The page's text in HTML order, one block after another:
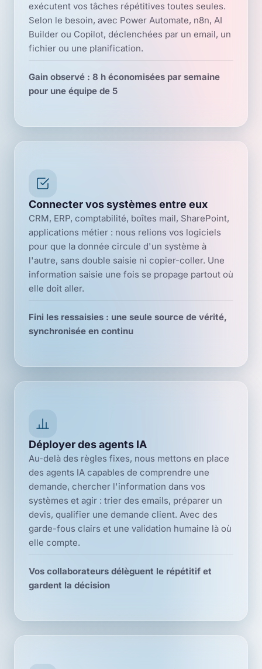
exécutent vos tâches répétitives toutes seules.
Selon le besoin, avec Power Automate, n8n, AI
Builder ou Copilot, déclenchées par un email, un
fichier ou une planification.
Gain observé : 8 h économisées par semaine
pour une équipe de 5
Connecter vos systèmes entre eux
CRM, ERP, comptabilité, boîtes mail, SharePoint,
applications métier : nous relions vos logiciels
pour que la donnée circule d'un système à
l'autre, sans double saisie ni copier-coller. Une
information saisie une fois se propage partout où
elle doit aller.
Fini les ressaisies : une seule source de vérité,
synchronisée en continu
Déployer des agents IA
Au-delà des règles fixes, nous mettons en place
des agents IA capables de comprendre une
demande, chercher l'information dans vos
systèmes et agir : trier des emails, préparer un
devis, qualifier une demande client. Avec des
garde-fous clairs et une validation humaine là où
elle compte.
Vos collaborateurs délèguent le répétitif et
gardent la décision